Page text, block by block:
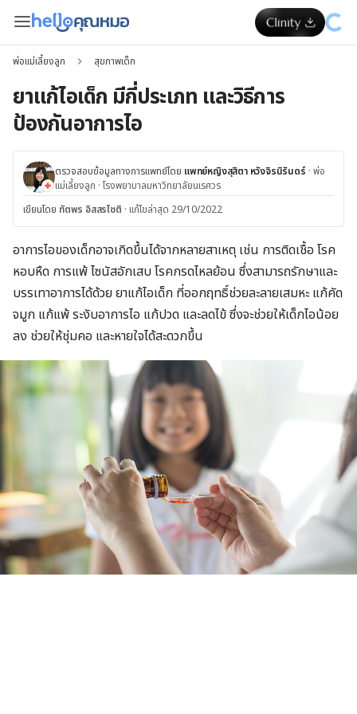
พ่อแม่เลี้ยงลูก สุขภาพเด็ก
ยาแก้ไอเด็ก มีกี่ประเภท และวิธีการ
ป้องกันอาการไอ
ตรวจสอบข้อมูลทางการแพทย์โดย แพทย์หญิงสุสิตา หวังจิรนิรันดร์ · พ่อ
แม่เลี้ยงลูก ·โรงพยาบาลมหาวิทยาลัยนเรศวร
เขียนโดย ทัตพร อิสสรโชติ · แก้ไขล่าสุด 29/10/2022
อาการไอของเด็กอาจเกิดขึ้นได้จากหลายสาเหตุ เช่น การติดเชื้อ โรค
หอบหืด การแพ้ ไซนัสอักเสบ โรคกรดไหลย้อน ซึ่งสามารถรักษาและ
บรรเทาอาการได้ด้วย ยาแก้ไอเด็ก ที่ออกฤทธิ์ช่วยละลายเสมหะ แก้คัด
จมูก แก้แพ้ ระงับอาการไอ แก้ปวด และลดไข้ ซึ่งจะช่วยให้เด็กไอน้อย
ลง ช่วยให้ชุ่มคอ และหายใจได้สะดวกขึ้น